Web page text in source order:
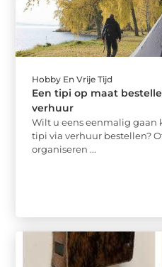
Hobby En Vrije Tijd
Een tipi op maat
verhuur
Wilt u eens eenmalig gaan
tipi via verhuur bestellen?
organiseren ...